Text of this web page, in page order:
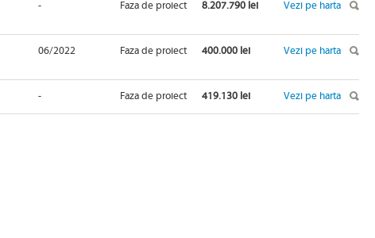
- Faza de proiect 8.207.790 lei Vezi pe harta
06/2022 Faza de proiect 400.000 lei Vezi pe harta
- Faza de proiect 419.130 lei Vezi pe harta